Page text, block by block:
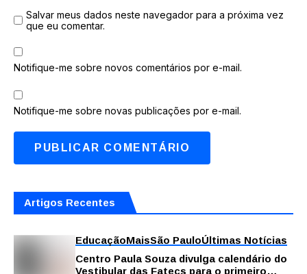
Salvar meus dados neste navegador para a próxima vez
que eu comentar.
Notifique-me sobre novos comentários por e-mail.
Notifique-me sobre novas publicações por e-mail.
Artigos Recentes
EducaçãoMaisSão PauloÚltimas Notícias
Centro Paula Souza divulga calendário do
Vestibular das Fatecs para o primeiro